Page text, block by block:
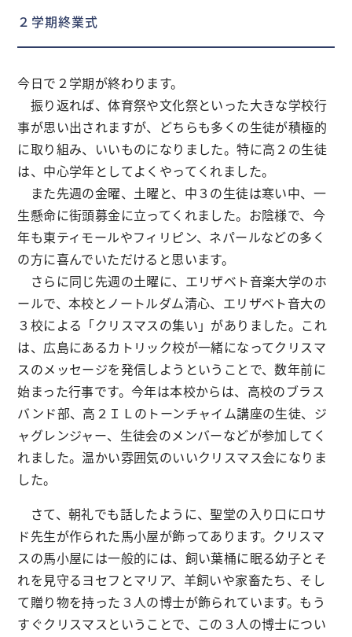
２学期終業式
今日で２学期が終わります。
振り返れば、体育祭や文化祭といった大きな学校行
事が思い出されますが、どちらも多くの生徒が積極的
に取り組み、いいものになりました。特に高２の生徒
は、中心学年としてよくやってくれました。
また先週の金曜、土曜と、中３の生徒は寒い中、一
生懸命に街頭募金に立ってくれました。お陰様で、今
年も東ティモールやフィリピン、ネパールなどの多く
の方に喜んでいただけると思います。
さらに同じ先週の土曜に、エリザベト音楽大学のホ
ールで、本校とノートルダム清心、エリザベト音大の
３校による「クリスマスの集い」がありました。これ
は、広島にあるカトリック校が一緒になってクリスマ
スのメッセージを発信しようということで、数年前に
始まった行事です。今年は本校からは、高校のブラス
バンド部、高２ＩＬのトーンチャイム講座の生徒、ジ
ャグレンジャー、生徒会のメンバーなどが参加してく
れました。温かい雰囲気のいいクリスマス会になりま
した。
さて、朝礼でも話したように、聖堂の入り口にロサ
ド先生が作られた馬小屋が飾ってあります。クリスマ
スの馬小屋には一般的には、飼い葉桶に眠る幼子とそ
れを見守るヨセフとマリア、羊飼いや家畜たち、そし
て贈り物を持った３人の博士が飾られています。もう
すぐクリスマスということで、この３人の博士につい